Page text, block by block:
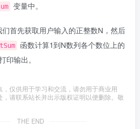
变量中。
们首先获取用户输入的正整数N，然后
函数计算1到N数列各个数位上的
印输出。
仅供用于学习和交流，请勿用于商业用
，请联系站长并出示版权证明以便删除。敬
THE END